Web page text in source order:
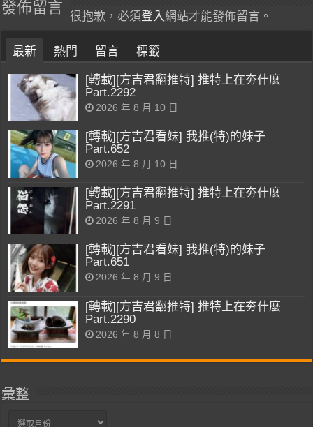
發佈留言
很抱歉，必須登入網站才能發佈留言。
最新 熱門 留言 標籤
[轉載][方吉君翻推特] 推特上在夯什麼
Part.2292
2026 年 8 月 10 日
[轉載][方吉君看妹] 我推(特)的妹子
Part.652
2026 年 8 月 10 日
[轉載][方吉君翻推特] 推特上在夯什麼
Part.2291
2026 年 8 月 9 日
[轉載][方吉君看妹] 我推(特)的妹子
Part.651
2026 年 8 月 9 日
[轉載][方吉君翻推特] 推特上在夯什麼
Part.2290
2026 年 8 月 8 日
彙整
彙